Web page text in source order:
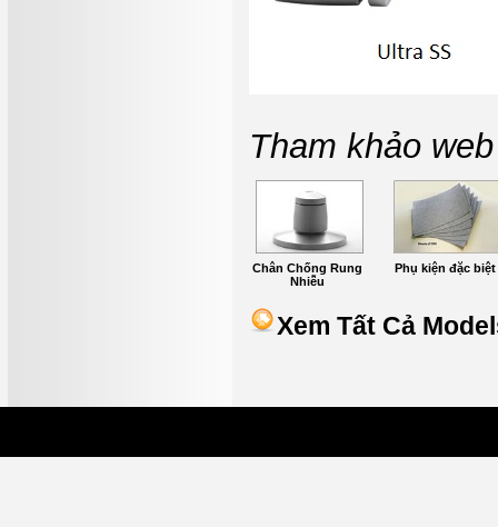
Tham khảo
Chân Chống Rung
Nhiễu
Phụ kiện đặc biệt
Xem Tất Cả